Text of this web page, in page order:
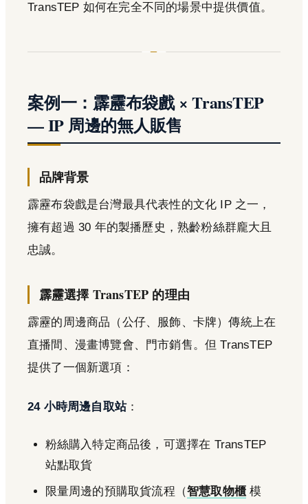
TransTEP 如何在完全不同的場景中提供價值。
案例一：霹靂布袋戲 × TransTEP
— IP 周邊的無人販售
品牌背景
霹靂布袋戲是台灣最具代表性的文化 IP 之一，
擁有超過 30 年的製播歷史，熟齡粉絲群龐大且
忠誠。
霹靂選擇 TransTEP 的理由
霹靂的周邊商品（公仔、服飾、卡牌）傳統上在
直播間、漫畫博覽會、門市銷售。但 TransTEP
提供了一個新選項：
24 小時周邊自取站：
粉絲購入特定商品後，可選擇在 TransTEP
站點取貨
限量周邊的預購取貨流程（智慧取物櫃 模